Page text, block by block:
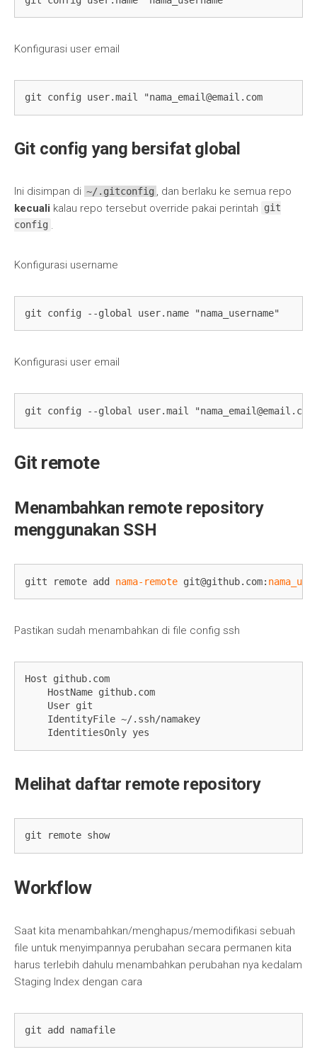
Konfigurasi user email
git config user.mail "nama_email@email.com
Git config yang bersifat global
Ini disimpan di ~/.gitconfig , dan berlaku ke semua repo
kecuali kalau repo tersebut override pakai perintah
git
config .
Konfigurasi username
git config --global user.name "nama_username"
Konfigurasi user email
git config --global user.mail "nama_email@email.com
Git remote
Menambahkan remote repository
menggunakan SSH
gitt remote add nama-remote git@github.com:
Pastikan sudah menambahkan di file config ssh
Host github.com
    HostName github.com
    User git
    IdentityFile ~/.ssh/namakey
    IdentitiesOnly yes
Melihat daftar remote repository
git remote show
Workflow
Saat kita menambahkan/menghapus/memodifikasi sebuah
file untuk menyimpannya perubahan secara permanen kita
harus terlebih dahulu menambahkan perubahan nya kedalam
Staging Index dengan cara
git add namafile